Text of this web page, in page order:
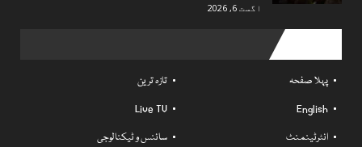
اگست 6, 2026
پہلا صفحہ
تازہ ترین
English
Live TV
انٹرٹینمنٹ
سائنس و ٹیکنالوجی